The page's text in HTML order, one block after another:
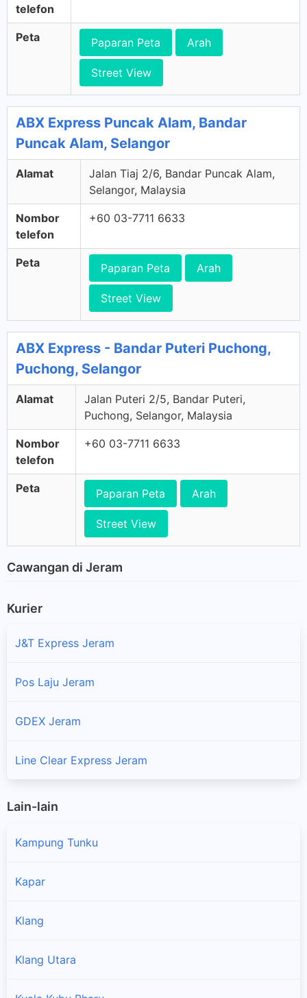
telefon
Peta Paparan Peta Arah
Street View
ABX Express Puncak Alam, Bandar
Puncak Alam, Selangor
Alamat
Jalan Tiaj 2/6, Bandar Puncak Alam,
Selangor, Malaysia
Nombor
telefon
+60 03-7711 6633
Peta Paparan Peta Arah
Street View
ABX Express - Bandar Puteri Puchong,
Puchong, Selangor
Alamat
Jalan Puteri 2/5, Bandar Puteri,
Puchong, Selangor, Malaysia
Nombor
telefon
+60 03-7711 6633
Peta Paparan Peta Arah
Street View
Cawangan di Jeram
Kurier
J&T Express Jeram
Pos Laju Jeram
GDEX Jeram
Line Clear Express Jeram
Lain-lain
Kampung Tunku
Kapar
Klang
Klang Utara